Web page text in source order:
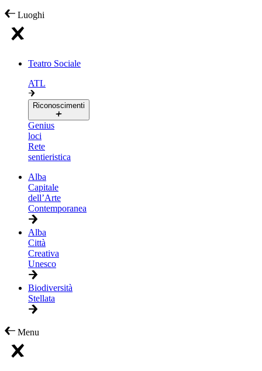
Luoghi
Teatro Sociale
ATL
Riconoscimenti
Genius
loci
Rete
sentieristica
Alba
Capitale
dell’Arte
Contemporanea
Alba
Città
Creativa
Unesco
Biodiversità
Stellata
Menu